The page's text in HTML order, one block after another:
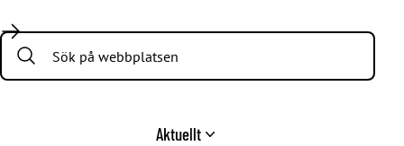
Search:
Aktuellt